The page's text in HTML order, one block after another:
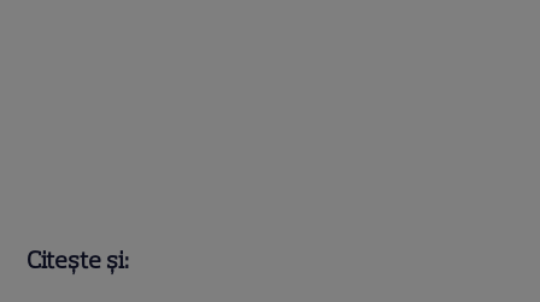
Citește și: